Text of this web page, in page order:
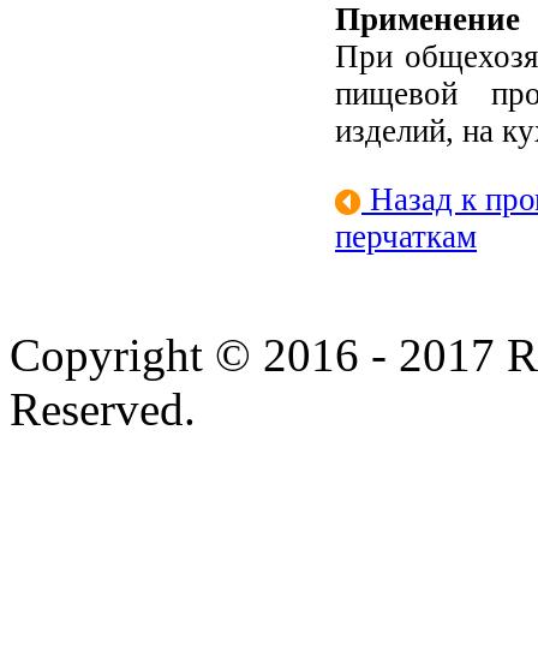
Применение
При
пищевой
изделий, на
Назад к
перчаткам
Copyright © 2016 - 2017
Reserved.